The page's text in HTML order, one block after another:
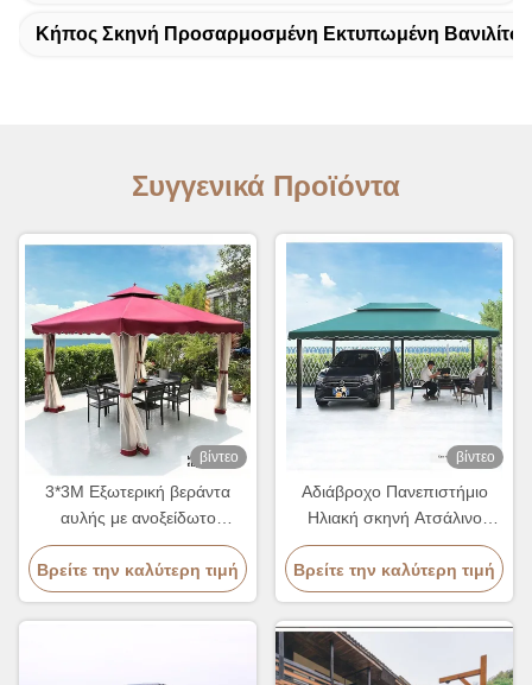
Κήπος Σκηνή Προσαρμοσμένη Εκτυπωμένη
Συγγενικά Προϊόντα
βίντεο
3*3M Εξωτερική βεράντα
αυλής με ανοξείδωτο
στρώμα από χάλυβα
Βρείτε την καλύτερη τιμή
βίντεο
Αδιάβροχο Πανεπιστήμιο
Ηλιακή σκηνή Ατσάλινο
πλαίσιο Γκαζέβο 3*6m Για
εξωτερικές δραστηριότητες
Βρείτε την καλύτερη τιμή